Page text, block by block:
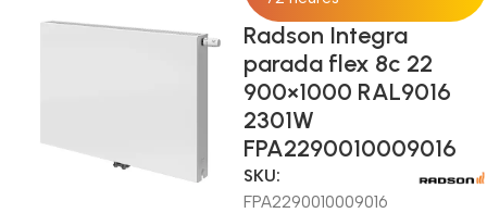
Radson Integra
parada flex 8c 22
900×1000 RAL9016
2301W
FPA2290010009016
SKU:
FPA2290010009016